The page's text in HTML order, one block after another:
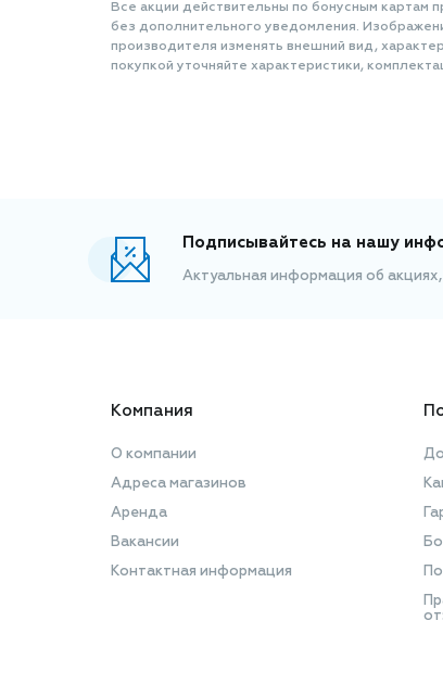
Все акции действительны по бонусным картам
без дополнительного уведомления.
производителя изменять внешний вид,
покупкой уточняйте характеристики,
Подписывайтесь на нашу
Актуальная информация об
Компания
О компании
Адреса магазинов
Аренда
Вакансии
Контактная информация